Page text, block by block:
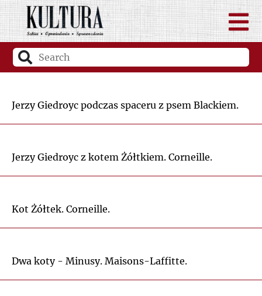
Jerzy Giedroyc podczas spaceru z psem Blackiem.
Jerzy Giedroyc z kotem Żółtkiem. Corneille.
Kot Żółtek. Corneille.
Dwa koty - Minusy. Maisons-Laffitte.